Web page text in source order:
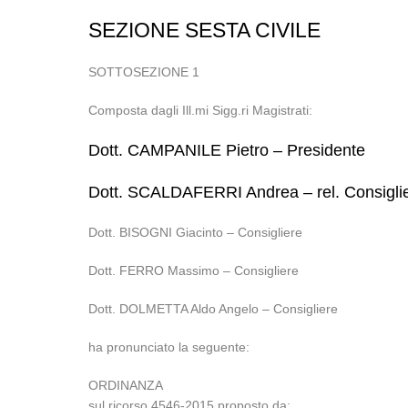
SEZIONE SESTA CIVILE
SOTTOSEZIONE 1
Composta dagli Ill.mi Sigg.ri Magistrati:
Dott. CAMPANILE Pietro – Presidente
Dott. SCALDAFERRI Andrea – rel.
Dott. BISOGNI Giacinto – Consigliere
Dott. FERRO Massimo – Consigliere
Dott. DOLMETTA Aldo Angelo – Consigliere
ha pronunciato la seguente:
ORDINANZA